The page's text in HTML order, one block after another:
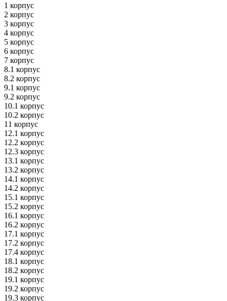
1 корпус
2 корпус
3 корпус
4 корпус
5 корпус
6 корпус
7 корпус
8.1 корпус
8.2 корпус
9.1 корпус
9.2 корпус
10.1 корпус
10.2 корпус
11 корпус
12.1 корпус
12.2 корпус
12.3 корпус
13.1 корпус
13.2 корпус
14.1 корпус
14.2 корпус
15.1 корпус
15.2 корпус
16.1 корпус
16.2 корпус
17.1 корпус
17.2 корпус
17.4 корпус
18.1 корпус
18.2 корпус
19.1 корпус
19.2 корпус
19.3 корпус